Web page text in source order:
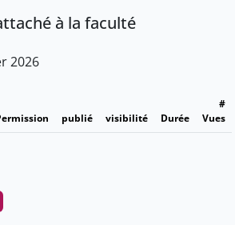
à la faculté
2026
publié visibilité Durée
#
Vues